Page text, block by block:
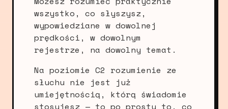
wszystko, co słyszysz,
wypowiedziane w dowolnej
prędkości, w dowolnym
rejestrze, na dowolny temat.
Na poziomie C2 rozumienie ze
słuchu nie jest już
umiejętnością, którą świadomie
stosujesz — to po prostu to, co